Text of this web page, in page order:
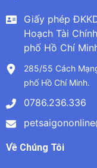
Giấy phép
Hoạch Tài
phố Hồ Chí
285/55 Cách
phố Hồ Chí Minh.
0786.236.336
Về Chúng Tôi